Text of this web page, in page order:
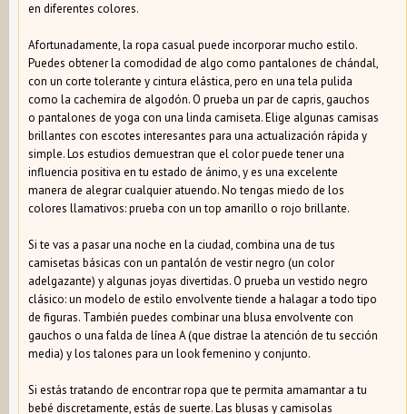
en diferentes colores.
Afortunadamente, la ropa casual puede incorporar mucho estilo.
Puedes obtener la comodidad de algo como pantalones de chándal,
con un corte tolerante y cintura elástica, pero en una tela pulida
como la cachemira de algodón. O prueba un par de capris, gauchos
o pantalones de yoga con una linda camiseta. Elige algunas camisas
brillantes con escotes interesantes para una actualización rápida y
simple. Los estudios demuestran que el color puede tener una
influencia positiva en tu estado de ánimo, y es una excelente
manera de alegrar cualquier atuendo. No tengas miedo de los
colores llamativos: prueba con un top amarillo o rojo brillante.
Si te vas a pasar una noche en la ciudad, combina una de tus
camisetas básicas con un pantalón de vestir negro (un color
adelgazante) y algunas joyas divertidas. O prueba un vestido negro
clásico: un modelo de estilo envolvente tiende a halagar a todo tipo
de figuras. También puedes combinar una blusa envolvente con
gauchos o una falda de línea A (que distrae la atención de tu sección
media) y los talones para un look femenino y conjunto.
Si estás tratando de encontrar ropa que te permita amamantar a tu
bebé discretamente, estás de suerte. Las blusas y camisolas